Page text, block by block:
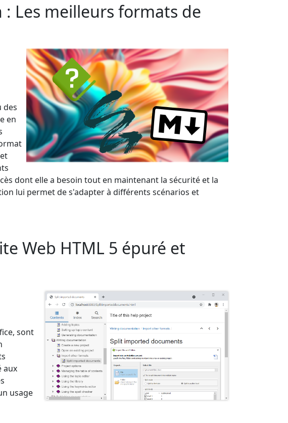
Les meilleurs formats de
des
en
dont elle a besoin tout en maintenant la sécurité et la
lui permet de s'adapter à différents scénarios et
Web HTML 5 épuré et
sont
aux
usage